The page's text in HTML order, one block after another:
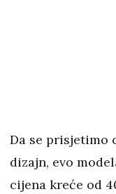
Da se prisjetimo
dizajn, evo
cijena kreće od